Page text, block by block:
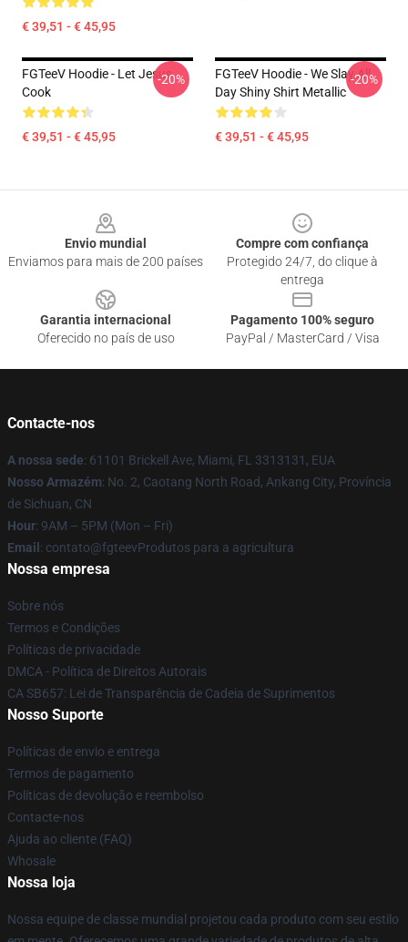
€ 39,51 - € 45,95
FGTeeV Hoodie - Let Jesus
Cook
€ 39,51 - € 45,95
-20%
FGTeeV Hoodie - We Slay All
Day Shiny Shirt Metallic
€ 39,51 - € 45,95
-20%
Envio mundial
Enviamos para mais de 200 países
Compre com confiança
Protegido 24/7, do clique à
entrega
Garantia internacional
Oferecido no país de uso
Pagamento 100% seguro
PayPal / MasterCard / Visa
Contacte-nos
A nossa sede: 61101 Brickell Ave, Miami, FL 3313131, EUA
Nosso Armazém: No. 2, Caotang North Road, Ankang City, Província
de Sichuan, CN
Hour: 9AM – 5PM (Mon – Fri)
Email : contato@fgteevProdutos para a agricultura
Nossa empresa
Sobre nós
Termos e Condições
Políticas de privacidade
DMCA - Política de Direitos Autorais
CA SB657: Lei de Transparência de Cadeia de Suprimentos
Nosso Suporte
Políticas de envio e entrega
Termos de pagamento
Políticas de devolução e reembolso
Contacte-nos
Ajuda ao cliente (FAQ)
Whosale
Nossa loja
Nossa equipe de classe mundial projetou cada produto com seu estilo